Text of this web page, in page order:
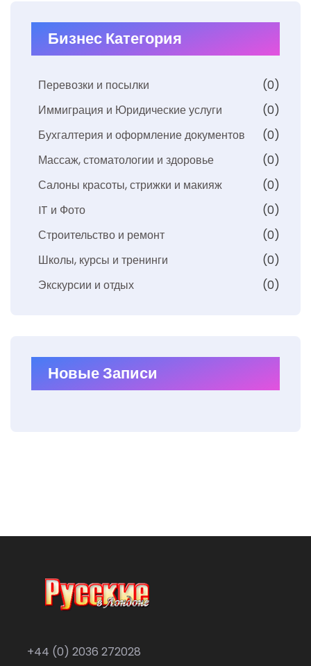
Бизнес Категория
Перевозки и посылки
(0)
Иммиграция и Юридические услуги
(0)
Бухгалтерия и оформление документов
(0)
Массаж, стоматологии и здоровье
(0)
Салоны красоты, стрижки и макияж
(0)
IT и Фото
(0)
Строительство и ремонт
(0)
Школы, курсы и тренинги
(0)
Экскурсии и отдых
(0)
Новые Записи
+44 (0) 2036 272028